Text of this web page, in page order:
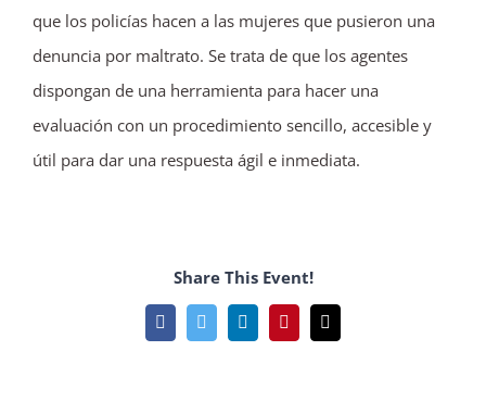
que los policías hacen a las mujeres que pusieron una
denuncia por maltrato. Se trata de que los agentes
dispongan de una herramienta para hacer una
evaluación con un procedimiento sencillo, accesible y
útil para dar una respuesta ágil e inmediata.
Share This Event!
FacebookTwitterLinkedInPinterestCorreo
electrónico